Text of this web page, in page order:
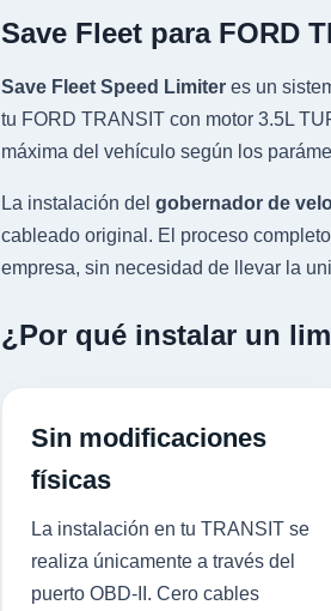
Save Fleet para FORD
Save Fleet Speed Limiter es un
tu FORD TRANSIT con motor 3.5L
máxima del vehículo según los
La instalación del gobernador de
cableado original. El proceso
empresa, sin necesidad de llevar la
¿Por qué instalar un
Sin modificaciones
físicas
La instalación en tu TRANSIT se
realiza únicamente a través del
puerto OBD-II. Cero cables